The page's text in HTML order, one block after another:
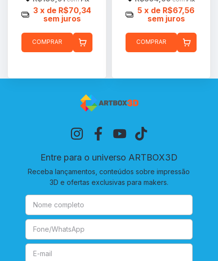
3 x de R$70,34
sem juros
COMPRAR
5 x de R$67,56
sem juros
COMPRAR
Entre para o universo ARTBOX3D
Receba lançamentos, conteúdos sobre impressão
3D e ofertas exclusivas para makers.